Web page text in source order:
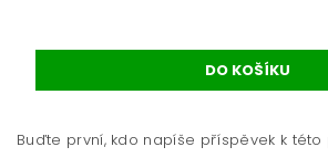
Buďte první, kdo napíše příspěvek k této